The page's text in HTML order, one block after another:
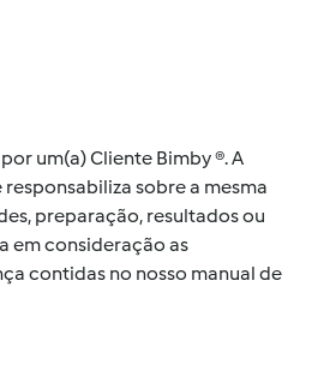
um(a) Cliente Bimby ®. A
sobre a mesma
preparação, resultados ou
em consideração as
contidas no nosso manual de